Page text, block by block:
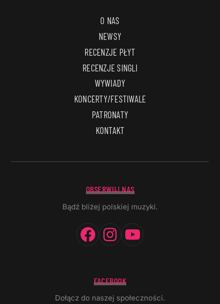
O NAS
NEWSY
RECENZJE PŁYT
RECENZJE SINGLI
WYWIADY
KONCERTY/FESTIWALE
PATRONATY
KONTAKT
OBSERWUJ NAS
Bądź bliżej polskiej muzyki.
Facebook
Instagram
FACEBOOK
Dołącz do naszej społeczności.